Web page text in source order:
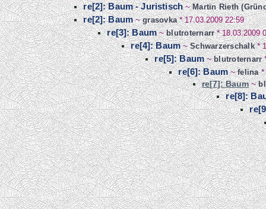
re[2]: Baum - Juristisch~Martin Rieth
re[2]: Baum~grasovka*17.03.2009 22:59
re[3]: Baum~blutroternarr*18.03.2009
re[4]: Baum~Schwarzerschalk*
re[5]: Baum~blutroternarr
re[6]: Baum~felina*
re[7]: Baum~
re[8]: